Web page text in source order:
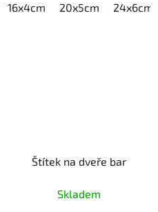
30x7,5cm 40x10cm
16x4cm 20x5cm 24x6cm
Štítek na dveře bar
Skladem